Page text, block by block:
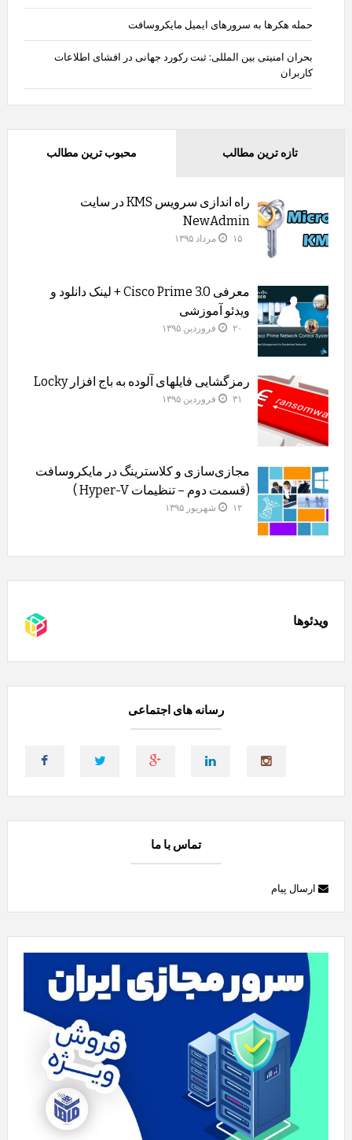
حمله هکرها به سرورهای ایمیل مایکروسافت
بحران امنیتی بین المللی: ثبت رکورد جهانی در افشای اطلاعات
کاربران
محبوب ترین مطالب تازه ترین مطالب
راه اندازی سرویس KMS در سایت
NewAdmin
۱۵ مرداد ۱۳۹۵
معرفی Cisco Prime 3.0 + لینک دانلود و
ویدئو آموزشی
۲۰ فروردین ۱۳۹۵
رمزگشایی فایلهای آلوده به باج افزار Locky
۳۱ فروردین ۱۳۹۵
مجازی‌سازی و کلاسترینگ‌ در مایکروسافت
(قسمت دوم – تنظیمات Hyper-V )
۱۲ شهریور ۱۳۹۵
ویدئوها
رسانه های اجتماعی
تماس با ما
ارسال پیام